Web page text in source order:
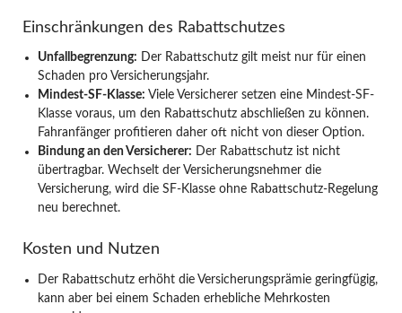
Einschränkungen des Rabattschutzes
Unfallbegrenzung: Der Rabattschutz gilt meist nur für einen
Schaden pro Versicherungsjahr.
Mindest-SF-Klasse: Viele Versicherer setzen eine Mindest-SF-
Klasse voraus, um den Rabattschutz abschließen zu können.
Fahranfänger profitieren daher oft nicht von dieser Option.
Bindung an den Versicherer: Der Rabattschutz ist nicht
übertragbar. Wechselt der Versicherungsnehmer die
Versicherung, wird die SF-Klasse ohne Rabattschutz-Regelung
neu berechnet.
Kosten und Nutzen
Der Rabattschutz erhöht die Versicherungsprämie geringfügig,
kann aber bei einem Schaden erhebliche Mehrkosten